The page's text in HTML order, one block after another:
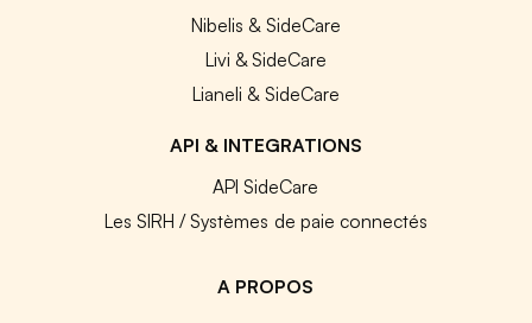
Nibelis & SideCare
Livi & SideCare
Lianeli & SideCare
API & INTEGRATIONS
API SideCare
Les SIRH / Systèmes de paie connectés
A PROPOS